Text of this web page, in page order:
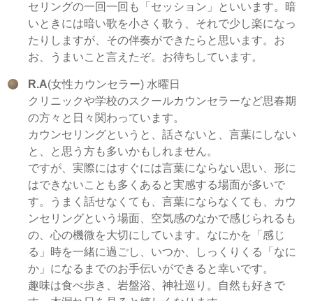
セリングの一回一回も「セッション」といいます。暗
いときには暗い歌を小さく歌う、それで少し楽になっ
たりしますが、その伴奏ができたらと思います。お
お、うまいこと言えたぞ。お待ちしています。
R.A(女性カウンセラー) 水曜日
クリニックや学校のスクールカウンセラーなど思春期
の方々と日々関わっています。
カウンセリングというと、話さないと、言葉にしない
と、と思う方も多いかもしれません。
ですが、実際にはすぐには言葉にならない思い、形に
はできないことも多くあると実感する場面が多いで
す。うまく話せなくても、言葉にならなくても、カウ
ンセリングという場面、空気感のなかで感じられるも
の、心の機微を大切にしています。なにかを「感じ
る」時を一緒に過ごし、いつか、しっくりくる「なに
か」になるまでのお手伝いができると幸いです。
趣味は食べ歩き、岩盤浴、神社巡り。自然も好きで